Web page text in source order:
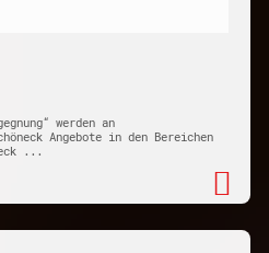
werden an
Angebote in den Bereichen
...